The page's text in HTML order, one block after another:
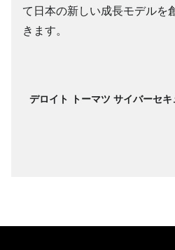
て日本の新しい成長モデルを
きます。
デロイト トーマツ サイバーセキ